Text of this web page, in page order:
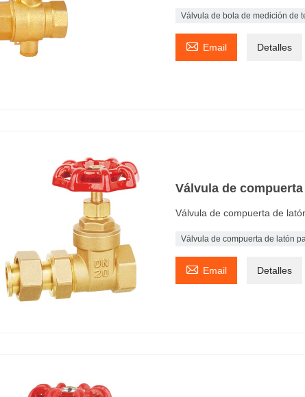
Válvula de bola de medición de
 Email Detalles
Válvula de
Válvula de compuerta de
Válvula de compuerta de latón
 Email Detalles